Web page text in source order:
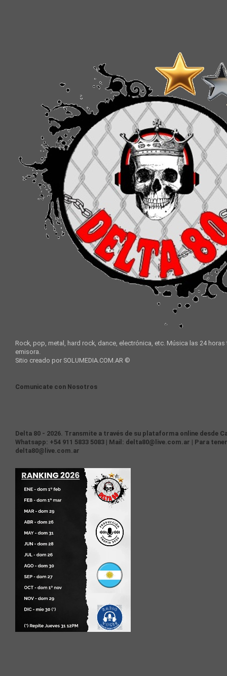
Rock, pop, metal, hard rock, dance, electrónica, etc. Música las 24
emisora.
Sitio creado por SOLUMEDIA.COM.AR ©
Comunicate con Nosotros
Delta 80 - 2026. Transmite a través de su plataforma online desde
Whatsapp: +54 911 5833 5083 | Mail: delta80@live.com.ar | Para
delta80@live.com.ar